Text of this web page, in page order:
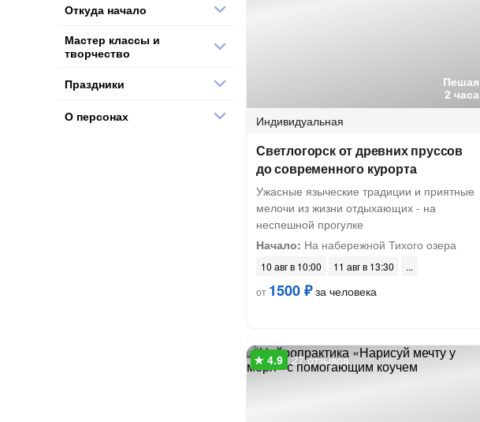
Пешая
2 часа
Индивидуальная
Светлогорск от древних пруссов
до современного курорта
Ужасные языческие традиции и приятные
мелочи из жизни отдыхающих - на
неспешной прогулке
Начало: На набережной Тихого озера
10 авг в 10:00
11 авг в 13:30
от 1500 ₽за человека
27 отзывов
Откуда начало
Мастер классы и
творчество
Праздники
О персонах